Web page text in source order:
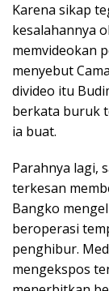
Karena sikap
kesalahannya
memvideokan
menyebut
divideo itu
berkata buruk
ia buat.
Parahnya lagi,
terkesan
Bangko
beroperasi
penghibur.
mengekspos